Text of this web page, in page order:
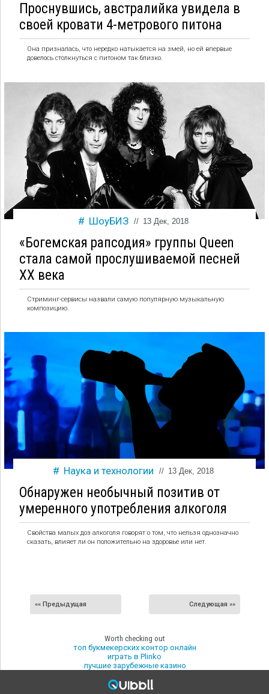
Проснувшись, австралийка увидела в
своей кровати 4-метрового питона
Она призналась, что нередко натыкается на змей, но ей впервые
довелось столкнуться с питоном так близко.
ШоуБИЗ // 13 Дек, 2018
«Богемская рапсодия» группы Queen
стала самой прослушиваемой песней
XX века
Стриминг-сервисы назвали самую популярную музыкальную
композицию.
Наука и технологии // 13 Дек, 2018
Обнаружен необычный позитив от
умеренного употребления алкоголя
Свойства малых доз алкоголя говорят о том, что нельзя однозначно
сказать, влияет ли он положительно на здоровье или нет.
«« Предыдущая Следующая »»
Worth checking out
топ букмекерских контор онлайн
играть в Plinko
лучшие зарубежные казино